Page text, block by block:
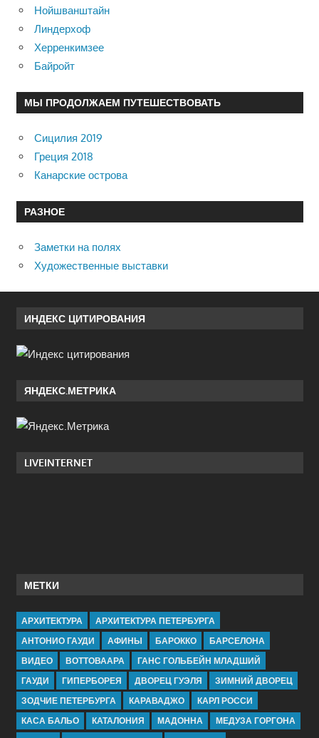
Нойшванштайн
Линдерхоф
Херренкимзее
Байройт
МЫ ПРОДОЛЖАЕМ ПУТЕШЕСТВОВАТЬ
Сицилия 2019
Греция 2018
Канарские острова
РАЗНОЕ
Заметки на полях
Художественные выставки
ИНДЕКС ЦИТИРОВАНИЯ
ЯНДЕКС.МЕТРИКА
LIVEINTERNET
МЕТКИ
АРХИТЕКТУРА
АРХИТЕКТУРА ПЕТЕРБУРГА
АНТОНИО ГАУДИ
АФИНЫ БАРОККО
БАРСЕЛОНА
ВИДЕО
ВОТТОВААРА
ГАНС ГОЛЬБЕЙН МЛАДШИЙ
ГАУДИ
ГИПЕРБОРЕЯ ДВОРЕЦ ГУЭЛЯ
ЗИМНИЙ ДВОРЕЦ
ЗОДЧИЕ ПЕТЕРБУРГА
КАРАВАДЖО
КАРЛ РОССИ
КАСА БАЛЬО
КАТАЛОНИЯ МАДОННА
МЕДУЗА ГОРГОНА